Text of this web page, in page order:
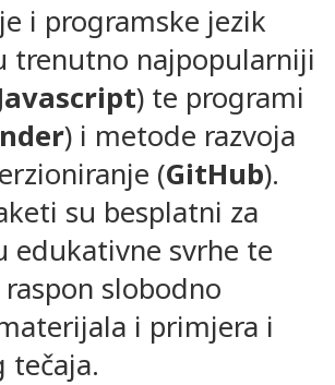
i programske jezik
trenutno najpopularniji
) te programi
) i metode razvoja
(GitHub).
su besplatni za
edukativne svrhe te
slobodno
i primjera i
tečaja.